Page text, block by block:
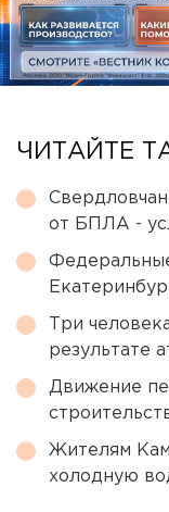
ЧИТАЙТЕ
от БПЛА -
Три
результате
Движение
Жителям
холодную